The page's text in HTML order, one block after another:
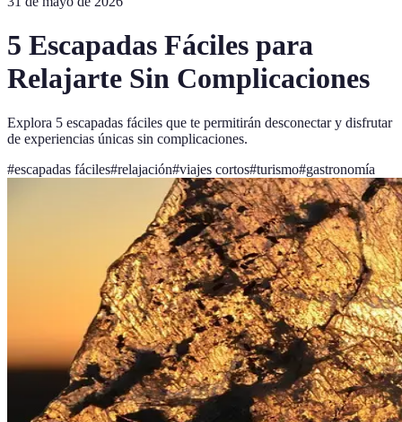
5 Escapadas Fáciles para
Relajarte Sin Complicaciones
Explora 5 escapadas fáciles que te permitirán desconectar y disfrutar
de experiencias únicas sin complicaciones.
#escapadas fáciles#relajación#viajes cortos#turismo#gastronomía